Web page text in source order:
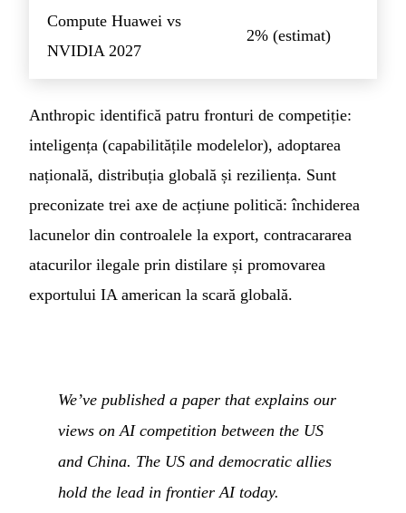
Compute Huawei vs
NVIDIA 2027
2% (estimat)
Anthropic identifică patru fronturi de competiție:
inteligența (capabilitățile modelelor), adoptarea
națională, distribuția globală și reziliența. Sunt
preconizate trei axe de acțiune politică: închiderea
lacunelor din controalele la export, contracararea
atacurilor ilegale prin distilare și promovarea
exportului IA american la scară globală.
We’ve published a paper that explains our
views on AI competition between the US
and China. The US and democratic allies
hold the lead in frontier AI today.